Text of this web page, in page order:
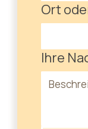
Ort
Ihre